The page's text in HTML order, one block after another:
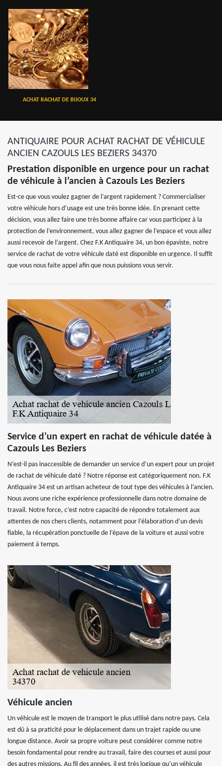
ACHAT RACHAT DE BIJOUX 34
ANTIQUAIRE POUR ACHAT RACHAT DE VÉHICULE
ANCIEN CAZOULS LES BEZIERS 34370
Prestation disponible en urgence pour un rachat
de véhicule à l’ancien à Cazouls Les Beziers
Est-ce que vous voulez gagner de l’argent rapidement ? Commercialiser
votre véhicule hors d’usage est une très bonne idée. En prenant cette
décision, vous allez faire une très bonne affaire car vous participez à la
protection de l’environnement, vous allez gagner de l’espace et vous allez
aussi recevoir de l’argent. Chez F.K Antiquaire 34, un bon épaviste, notre
service de rachat de votre véhicule daté est disponible en urgence. Il suffit
que vous nous faite appel afin que nous puissions vous servir.
Service d’un expert en rachat de véhicule datée à
Cazouls Les Beziers
N’est-il pas inaccessible de demander un service d’un expert pour un projet
de rachat de véhicule daté ? Notre réponse est catégoriquement non. F.K
Antiquaire 34 est un artisan acheteur de tout type des véhicules à l’ancien.
Nous avons une riche expérience professionnelle dans notre domaine de
travail. Notre force, c’est notre capacité de répondre totalement aux
attentes de nos chers clients, notamment pour l’élaboration d’un devis
fiable, la récupération ponctuelle de l’épave de la voiture et aussi votre
paiement à temps.
Véhicule ancien
Un véhicule est le moyen de transport le plus utilisé dans notre pays. Cela
est dû à sa praticité pour le déplacement dans un trajet rapide ou une
longue distance. Avoir sa propre voiture peut considérer comme notre
besoin fondamental pour rendre au travail, faire des courses et aussi pour
des autres missions. Au fil des années, il est très logique qu’un véhicule